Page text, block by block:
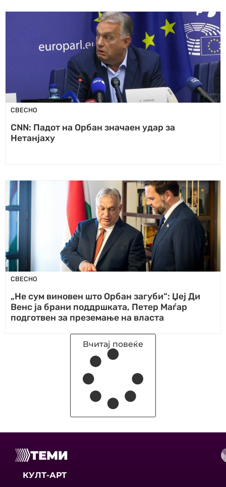
СВЕСНО
CNN: Падот на Орбан значаен удар за
Нетанјаху
СВЕСНО
„Не сум виновен што Орбан загуби“: Џеј Ди
Венс ја брани поддршката, Петер Маѓар
подготвен за преземање на власта
Вчитај повеќе
ТЕМИ
КУЛТ-АРТ